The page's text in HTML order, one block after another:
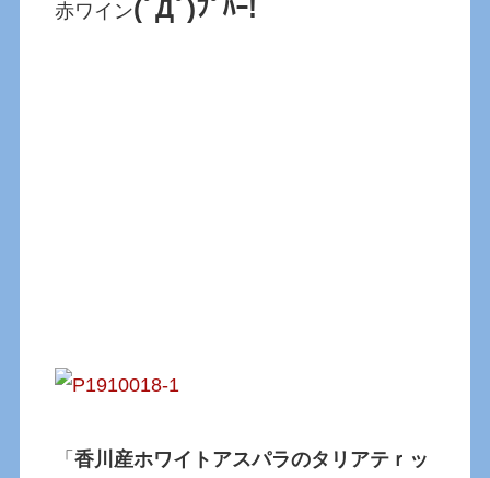
赤ワイン(ﾟДﾟ)ﾌﾟﾊｰ!
「香川産ホワイトアスパラのタリアテｒッ